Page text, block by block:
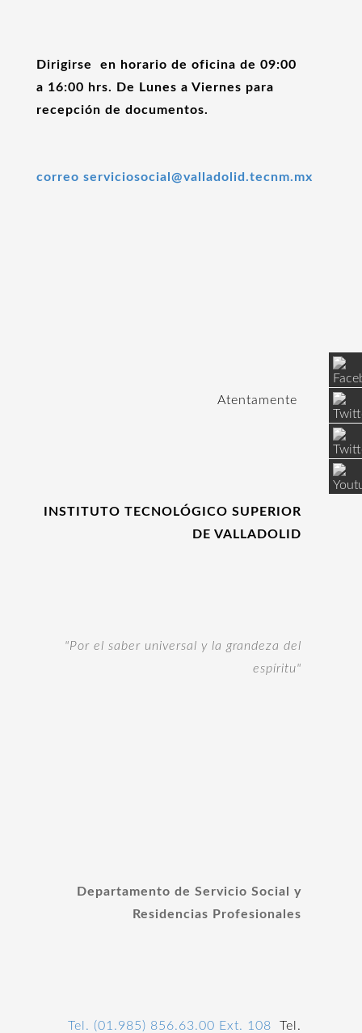
Dirigirse en horario de oficina de 09:00
a 16:00 hrs. De Lunes a Viernes para
recepción de documentos.
correo serviciosocial@valladolid.tecnm.mx
Atentamente
INSTITUTO TECNOLÓGICO SUPERIOR
DE VALLADOLID
"Por el saber universal y la grandeza del
espíritu"
Departamento de Servicio Social y
Residencias Profesionales
Tel. (01.985) 856.63.00 Ext. 108 Tel.